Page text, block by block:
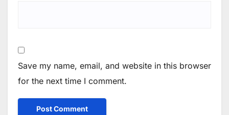
Save my name, email, and website in this browser
for the next time I comment.